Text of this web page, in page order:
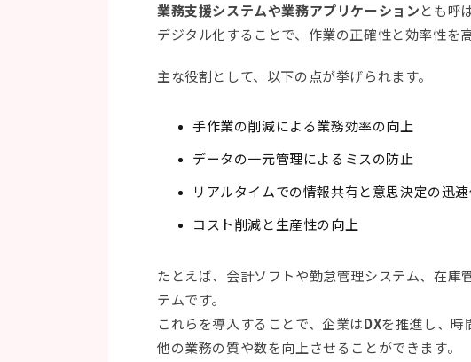
業務支援システムや業務アプリケーションとも呼
デジタル化することで、作業の正確性と効率性を
主な役割として、以下の点が挙げられます。
手作業の削減による業務効率の向上
データの一元管理によるミスの防止
リアルタイムでの情報共有と意思決定の迅速
コスト削減と生産性の向上
たとえば、会計ソフトや勤怠管理システム、在庫
テムです。
これらを導入することで、企業はDXを推進し、時
他の業務の質や数を向上させることができます。